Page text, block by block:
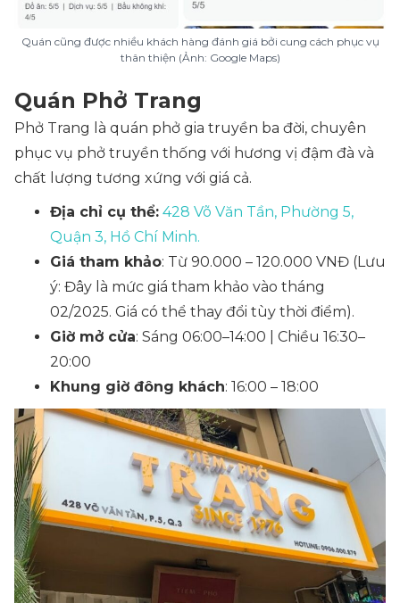
Quán cũng được nhiều khách hàng đánh giá bởi cung cách phục vụ
thân thiện (Ảnh: Google Maps)
Quán Phở Trang
Phở Trang là quán phở gia truyền ba đời, chuyên
phục vụ phở truyền thống với hương vị đậm đà và
chất lượng tương xứng với giá cả.
Địa chỉ cụ thể: 428 Võ Văn Tần, Phường 5,
Quận 3, Hồ Chí Minh.
Giá tham khảo: Từ 90.000 – 120.000 VNĐ (Lưu
ý: Đây là mức giá tham khảo vào tháng
02/2025. Giá có thể thay đổi tùy thời điểm).
Giờ mở cửa: Sáng 06:00–14:00 | Chiều 16:30–
20:00
Khung giờ đông khách: 16:00 – 18:00